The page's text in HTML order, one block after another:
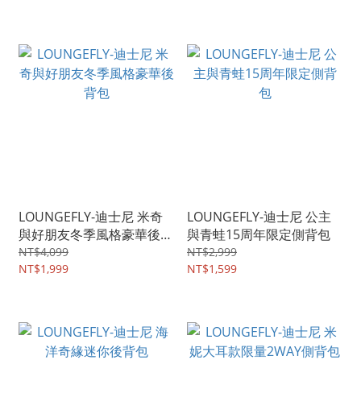
LOUNGEFLY-迪士尼 米奇
與好朋友冬季風格豪華後背
包
NT$4,099
NT$1,999
LOUNGEFLY-迪士尼 公主
與青蛙15周年限定側背包
NT$2,999
NT$1,599